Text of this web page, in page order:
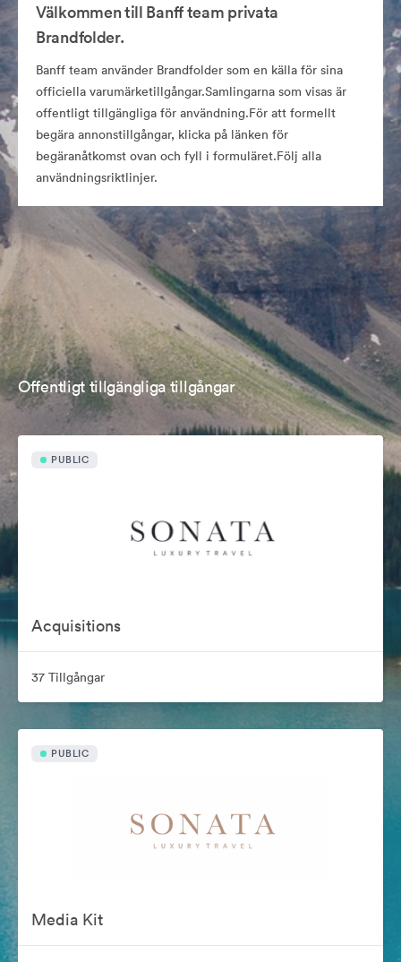
Välkommen till Banff team privata
Brandfolder.
Banff team använder Brandfolder som en källa för sina
officiella varumärketillgångar.Samlingarna som visas är
offentligt tillgängliga för användning.För att formellt
begära annonstillgångar, klicka på länken för
begäranåtkomst ovan och fyll i formuläret.Följ alla
användningsriktlinjer.
Offentligt tillgängliga tillgångar
PUBLIC
Acquisitions
37 Tillgångar
PUBLIC
Media Kit